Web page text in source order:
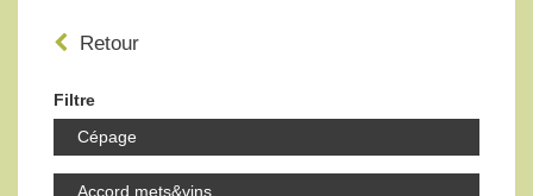
Retour
Filtre
Cépage
Accord mets&vins